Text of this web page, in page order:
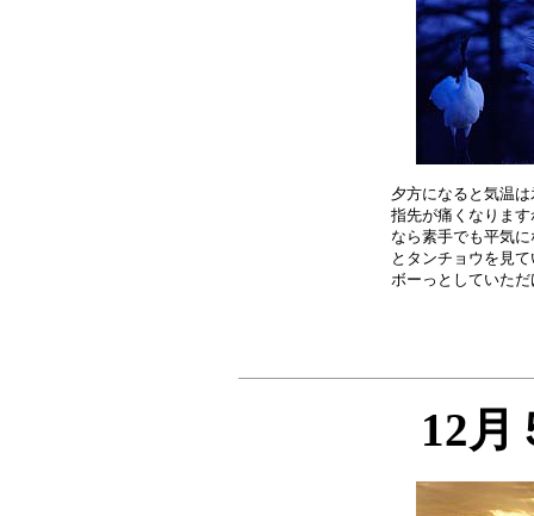
夕方になると気温
指先が痛くなりま
なら素手でも平気
とタンチョウを見
12月